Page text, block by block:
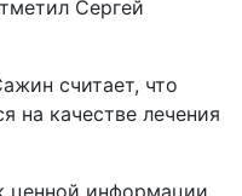
Сергей
считает, что
на качестве лечения
ценной информации,